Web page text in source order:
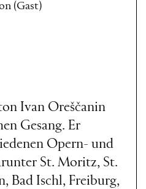
(Gast)
Ivan Oreščanin
Gesang. Er
Opern- und
St. Moritz, St.
Bad Ischl, Freiburg,